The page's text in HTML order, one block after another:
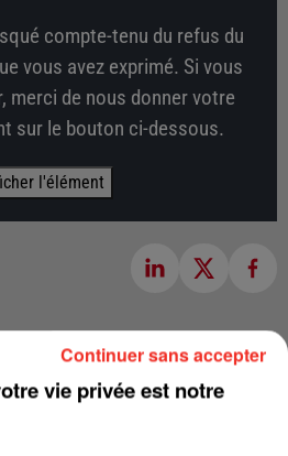
compte-tenu du refus du
vous avez exprimé. Si vous
merci de nous donner votre
sur le bouton ci-dessous.
l'élément
vie privée est notre
Continuer sans accepter